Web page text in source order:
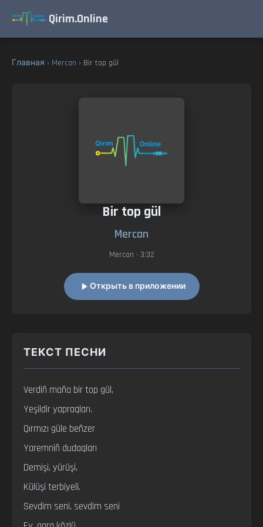
Qirim.Online
Главная › Mercan › Bir top gül
Bir top gül
Mercan
Mercan • 3:32
Открыть в приложении
ТЕКСТ ПЕСНИ
Verdiñ maña bir top gül,
Yeşildir yapraqları.
Qırmızı güle beñzer
Yaremniñ dudaqları
Demişi, yürüşi,
Külüşi terbiyeli.
Sevdim seni, sevdim seni